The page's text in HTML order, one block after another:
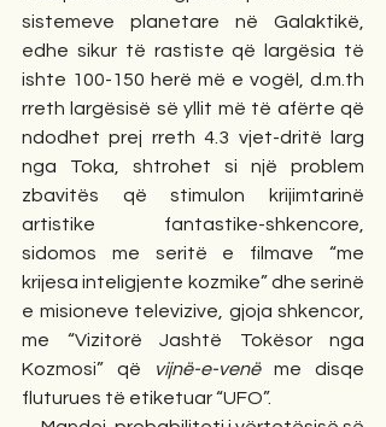
sistemeve planetare në Galaktikë,
edhe sikur të rastiste që largësia të
ishte 100-150 herë më e vogël, d.m.th
rreth largësisë së yllit më të afërte që
ndodhet prej rreth 4.3 vjet-dritë larg
nga Toka, shtrohet si një problem
zbavitës që stimulon krijimtarinë
artistike fantastike-shkencore,
sidomos me seritë e filmave “me
krijesa inteligjente kozmike” dhe serinë
e misioneve televizive, gjoja shkencor,
me “Vizitorë Jashtë Tokësor nga
Kozmosi” që
vijnë-e-venë me disqe
fluturues të etiketuar “UFO”.